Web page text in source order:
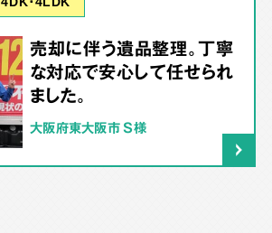
売却に伴う遺品整理。丁寧
な対応で安心して任せられ
ました。
大阪府東大阪市 S様